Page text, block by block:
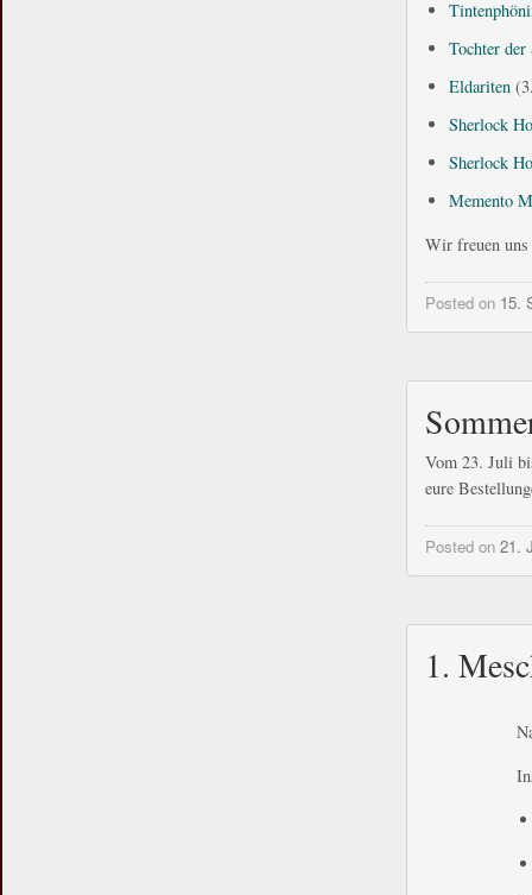
Tochter der
Eldariten
Sherlock
Sherlock
Memento
Wir freuen uns
Posted on 15.
Vom 23. Juli
eure
Posted on 21.
1.